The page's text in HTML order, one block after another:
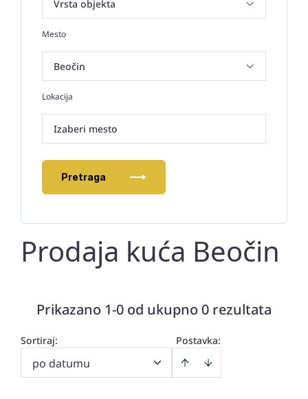
Mesto
Lokacija
Izaberi mesto
Pretraga
Prodaja kuća Beočin
Prikazano 1-0 od ukupno 0 rezultata
Postavka:
Sortiraj:
po datumu